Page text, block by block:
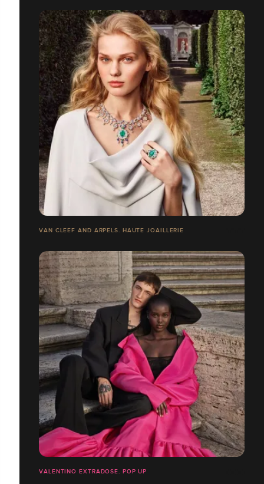
VAN CLEEF AND ARPELS. HAUTE JOAILLERIE
VALENTINO EXTRADOSE. POP UP